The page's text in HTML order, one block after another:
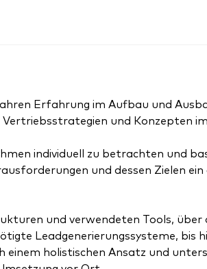
Erfahrung im Aufbau und
und Konzepten
individuell zu betrachten und
und dessen Zielen
und verwendeten Tools, über
Leadgenerierungssysteme, bis
einem holistischen Ansatz und